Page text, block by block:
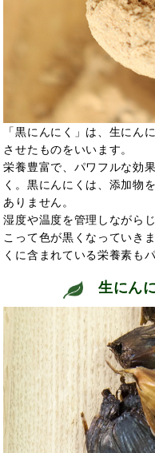
「黒にんにく」は、生にん
させたものをいいます。
栄養豊富で、パワフルな効
く。黒にんにくは、添加物
ありません。
湿度や温度を管理しながら
こって色が黒くなっていき
くに含まれている栄養素も
生にん